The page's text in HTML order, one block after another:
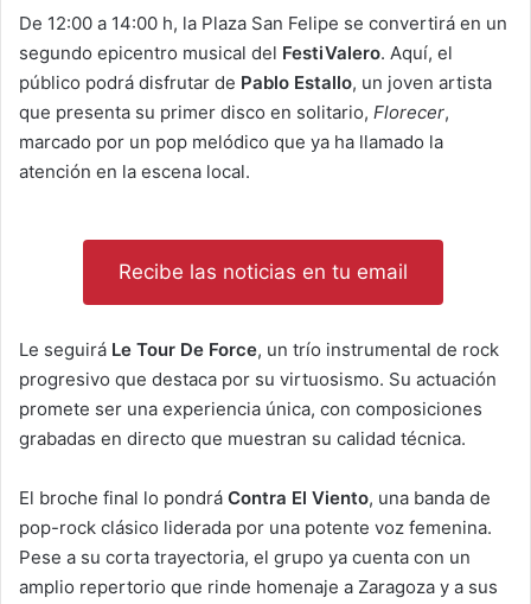
De 12:00 a 14:00 h, la Plaza San Felipe se convertirá en un
segundo epicentro musical del FestiValero. Aquí, el
público podrá disfrutar de Pablo Estallo, un joven artista
que presenta su primer disco en solitario, Florecer,
marcado por un pop melódico que ya ha llamado la
atención en la escena local.
Recibe las noticias en tu email
Le seguirá Le Tour De Force, un trío instrumental de rock
progresivo que destaca por su virtuosismo. Su actuación
promete ser una experiencia única, con composiciones
grabadas en directo que muestran su calidad técnica.
El broche final lo pondrá Contra El Viento, una banda de
pop-rock clásico liderada por una potente voz femenina.
Pese a su corta trayectoria, el grupo ya cuenta con un
amplio repertorio que rinde homenaje a Zaragoza y a sus